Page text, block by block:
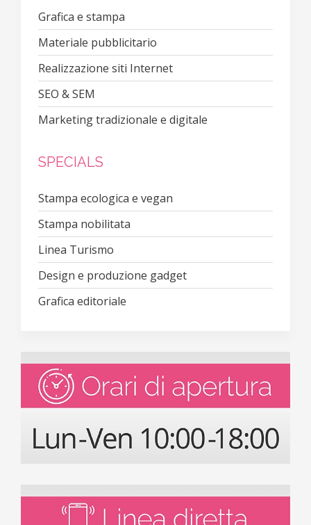
Grafica e stampa
Materiale pubblicitario
Realizzazione siti Internet
SEO & SEM
Marketing tradizionale e digitale
SPECIALS
Stampa ecologica e vegan
Stampa nobilitata
Linea Turismo
Design e produzione gadget
Grafica editoriale